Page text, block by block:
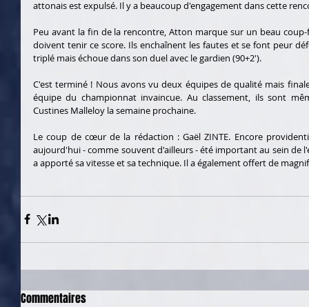
attonais est expulsé. Il y a beaucoup d'engagement dans cette
Peu avant la fin de la rencontre, Atton marque sur un beau coup-
doivent tenir ce score. Ils enchaînent les fautes et se font peur
triplé mais échoue dans son duel avec le gardien (90+2').
C'est terminé ! Nous avons vu deux équipes de qualité mais
équipe du championnat invaincue. Au classement, ils sont
Custines Malleloy la semaine prochaine.
Le coup de cœur de la rédaction : Gaël ZINTE. Encore
aujourd'hui - comme souvent d'ailleurs - été important au sein de
a apporté sa vitesse et sa technique. Il a également offert de
Commentaires